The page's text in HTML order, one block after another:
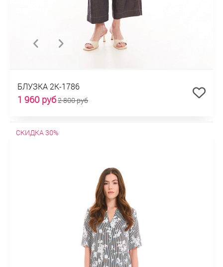
БЛУЗКА 2К-1786
1 960 руб2 800 руб
СКИДКА 30%